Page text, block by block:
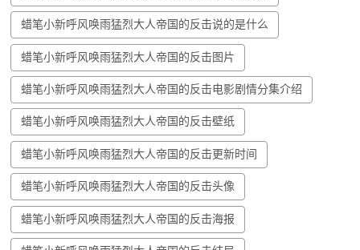
蜡笔小新呼风唤雨猛烈大人帝国的反击说的是什么
蜡笔小新呼风唤雨猛烈大人帝国的反击图片
蜡笔小新呼风唤雨猛烈大人帝国的反击电影剧情分集介绍
蜡笔小新呼风唤雨猛烈大人帝国的反击壁纸
蜡笔小新呼风唤雨猛烈大人帝国的反击更新时间
蜡笔小新呼风唤雨猛烈大人帝国的反击头像
蜡笔小新呼风唤雨猛烈大人帝国的反击海报